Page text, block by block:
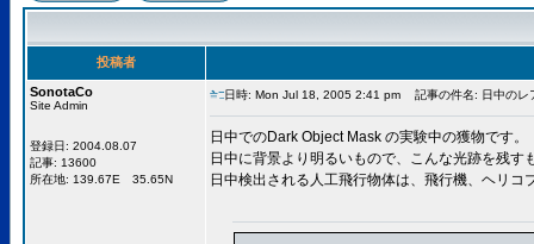
投稿者
SonotaCo
Site Admin
登録日: 2004.08.07
記事: 13600
所在地: 139.67E 35.65N
日時: Mon Jul 18, 2005 2:41 pm 記事の件名: 日中のレ
日中でのDark Object Mask の実験中の獲物です。
日中に背景より明るいもので、こんな光跡を残
日中検出される人工飛行物体は、飛行機、ヘリ